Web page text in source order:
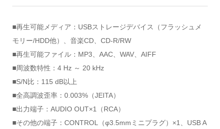
■再生可能メディア：USBストレージデバイス（フラッシュメ
モリー/HDD他）、音楽CD、CD-R/RW
■再生可能ファイル：MP3、AAC、WAV、AIFF
■周波数特性：4 Hz ～ 20 kHz
■S/N比：115 dB以上
■全高調波歪率：0.003%（JEITA）
■出力端子：AUDIO OUT×1（RCA）
■その他の端子：CONTROL（φ3.5mmミニプラグ）×1、USB A